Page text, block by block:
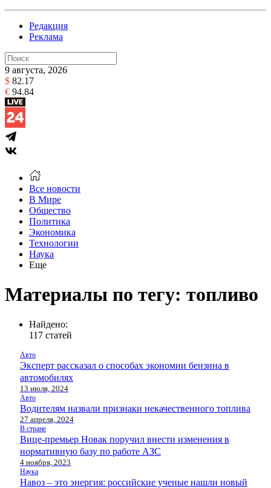
Редакция
Реклама
9 августа, 2026
$ 82.17
€ 94.84
Все новости
В Мире
Общество
Политика
Экономика
Технологии
Наука
Еще
Материалы по тегу: топливо
Найдено:
117 статей
Авто
Эксперт рассказал о способах экономии бензина в
автомобилях
13 июля, 2024
Авто
Водителям назвали признаки некачественного топлива
27 апреля, 2024
В стране
Вице-премьер Новак поручил внести изменения в
нормативную базу по работе АЗС
4 ноября, 2023
Наука
Навоз – это энергия: российские ученые нашли новый